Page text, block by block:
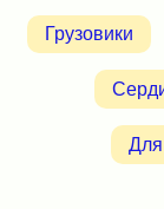
Грузовики